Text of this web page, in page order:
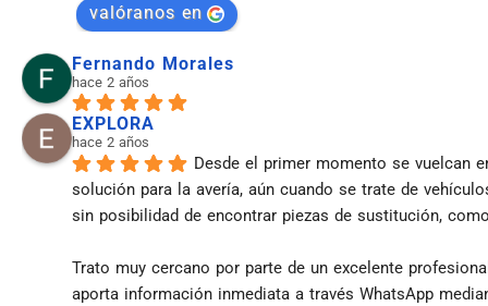
valóranos en
Fernando Morales
hace 2 años
EXPLORA
hace 2 años
Desde el primer momento se vuelcan
solución para la avería, aún cuando se trate de
sin posibilidad de encontrar piezas de sustitución,
Trato muy cercano por parte de un excelente
aporta información inmediata a través WhatsApp